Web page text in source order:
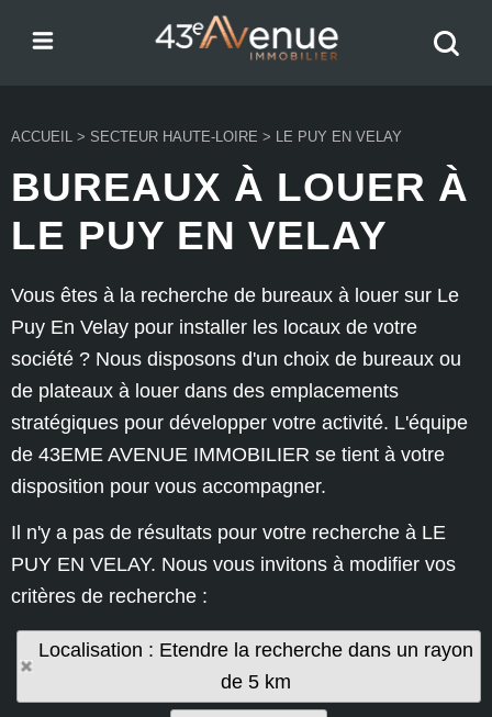
ACCUEIL > SECTEUR HAUTE-LOIRE > LE PUY EN VELAY
BUREAUX À LOUER À
LE PUY EN VELAY
Vous êtes à la recherche de bureaux à louer sur Le
Puy En Velay pour installer les locaux de votre
société ? Nous disposons d'un choix de bureaux ou
de plateaux à louer dans des emplacements
stratégiques pour développer votre activité. L'équipe
de 43EME AVENUE IMMOBILIER se tient à votre
disposition pour vous accompagner.
Il n'y a pas de résultats pour votre recherche à LE
PUY EN VELAY. Nous vous invitons à modifier vos
critères de recherche :
Localisation : Etendre la recherche dans un rayon
de 5 km